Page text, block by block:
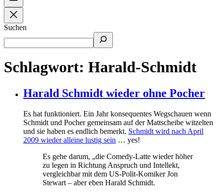
Suchen
Schlagwort: Harald-Schmidt
Harald Schmidt wieder ohne Pocher
Es hat funktioniert. Ein Jahr konsequentes Wegschauen wenn
Schmidt und Pocher gemeinsam auf der Mattscheibe witzelten
und sie haben es endlich bemerkt. Schmidt wird nach April
2009 wieder alleine lustig sein … yes!
Es gehe darum, „die Comedy-Latte wieder höher
zu legen in Richtung Anspruch und Intellekt,
vergleichbar mit dem US-Polit-Komiker Jon
Stewart – aber eben Harald Schmidt.